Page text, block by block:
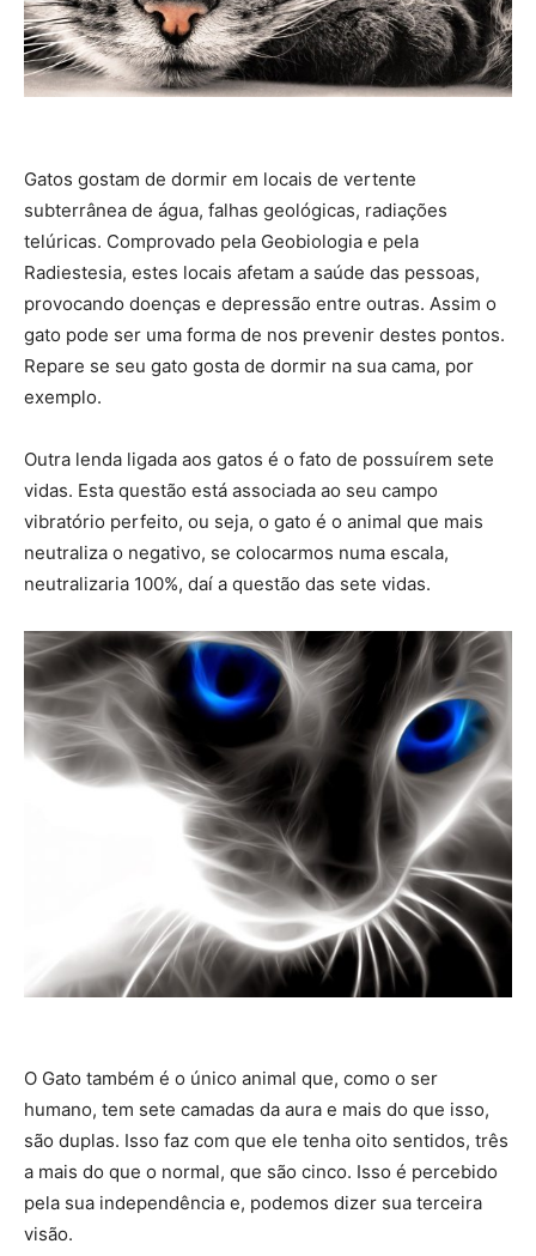
Gatos gostam de dormir em locais de vertente
subterrânea de água, falhas geológicas, radiações
telúricas. Comprovado pela Geobiologia e pela
Radiestesia, estes locais afetam a saúde das pessoas,
provocando doenças e depressão entre outras. Assim o
gato pode ser uma forma de nos prevenir destes pontos.
Repare se seu gato gosta de dormir na sua cama, por
exemplo.
Outra lenda ligada aos gatos é o fato de possuírem sete
vidas. Esta questão está associada ao seu campo
vibratório perfeito, ou seja, o gato é o animal que mais
neutraliza o negativo, se colocarmos numa escala,
neutralizaria 100%, daí a questão das sete vidas.
O Gato também é o único animal que, como o ser
humano, tem sete camadas da aura e mais do que isso,
são duplas. Isso faz com que ele tenha oito sentidos, três
a mais do que o normal, que são cinco. Isso é percebido
pela sua independência e, podemos dizer sua terceira
visão.